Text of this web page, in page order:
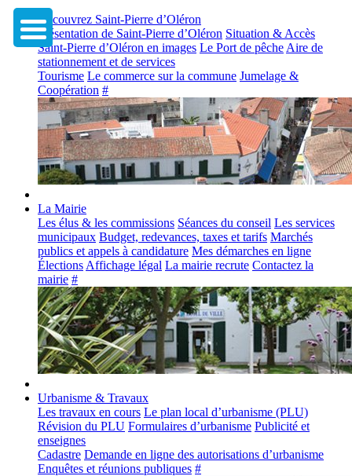
Découvrez Saint-Pierre d’Oléron
Présentation de Saint-Pierre d’Oléron Situation & Accès
Saint-Pierre d’Oléron en images Le Port de pêche Aire de
stationnement et de services
Tourisme Le commerce sur la commune Jumelage &
Coopération #
La Mairie
Les élus & les commissions Séances du conseil Les services
municipaux Budget, redevances, taxes et tarifs Marchés
publics et appels à candidature Mes démarches en ligne
Élections Affichage légal La mairie recrute Contactez la
mairie #
Urbanisme & Travaux
Les travaux en cours Le plan local d’urbanisme (PLU)
Révision du PLU Formulaires d’urbanisme Publicité et
enseignes
Cadastre Demande en ligne des autorisations d’urbanisme
Enquêtes et réunions publiques #